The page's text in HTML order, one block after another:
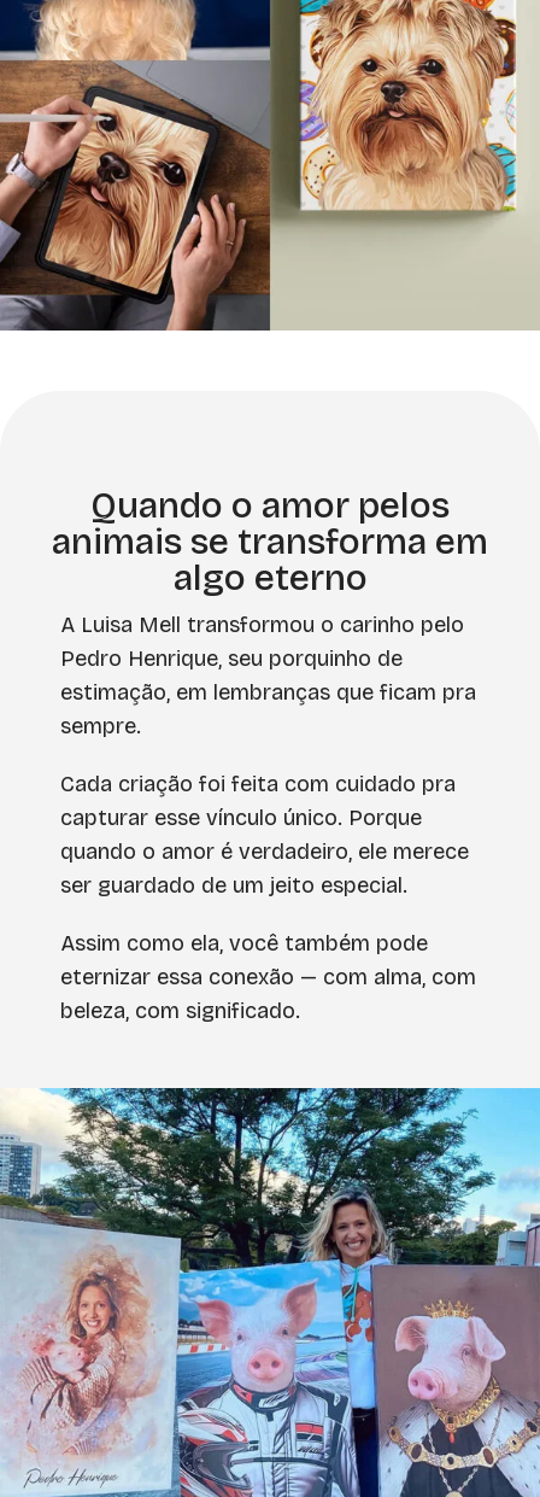
Quando o amor pelos
animais se transforma em
algo eterno
A Luisa Mell transformou o carinho pelo
Pedro Henrique, seu porquinho de
estimação, em lembranças que ficam pra
sempre.
Cada criação foi feita com cuidado pra
capturar esse vínculo único. Porque
quando o amor é verdadeiro, ele merece
ser guardado de um jeito especial.
Assim como ela, você também pode
eternizar essa conexão — com alma, com
beleza, com significado.